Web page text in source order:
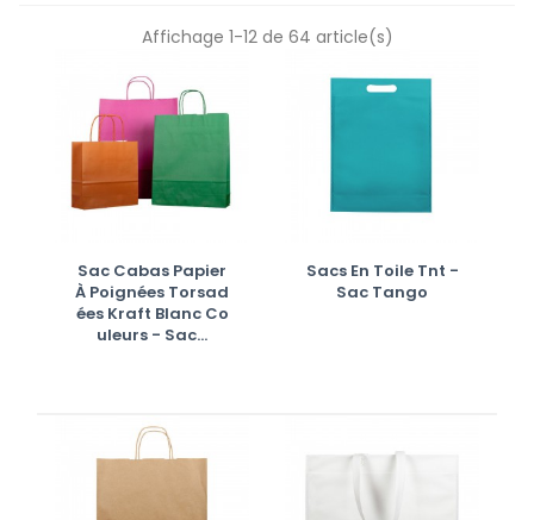
Affichage 1-12 de 64 article(s)
Sac Cabas Papier
À Poignées Torsad
Ées Kraft Blanc Co
Uleurs - Sac...
Sacs En Toile Tnt -
Sac Tango